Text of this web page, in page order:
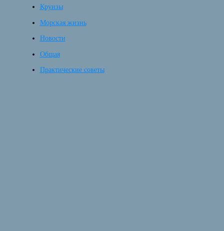
Круизы
Морская жизнь
Новости
Общая
Практические советы